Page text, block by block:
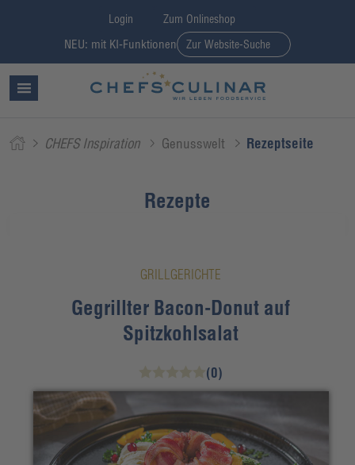
Login Zum Onlineshop
NEU: mit KI-Funktionen Zur Website-Suche
CHEFS Inspiration Genusswelt Rezeptseite
Rezepte
GRILLGERICHTE
Gegrillter Bacon-Donut auf
Spitzkohlsalat
(0)